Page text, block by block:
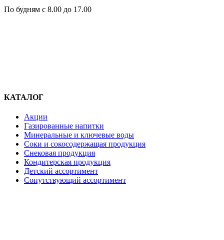
По будням c 8.00 до 17.00
КАТАЛОГ
Акции
Газированные напитки
Минеральные и ключевые воды
Соки и сокосодержащая продукция
Снековая продукция
Кондитерская продукция
Детский ассортимент
Сопутствующий ассортимент